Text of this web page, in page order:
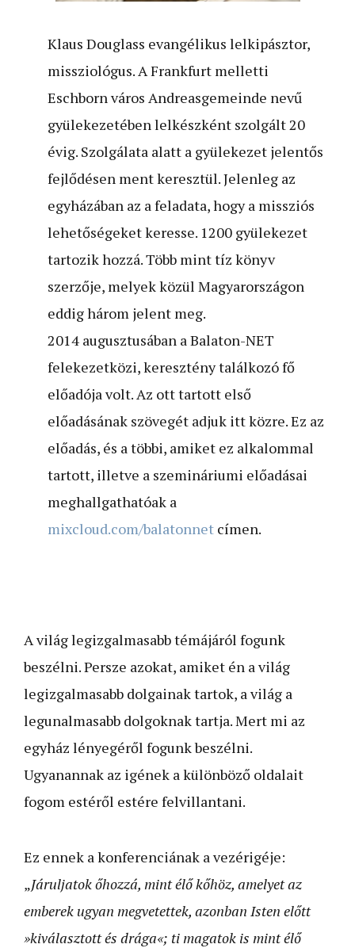
Klaus Douglass evangélikus lelkipásztor,
missziológus. A Frankfurt melletti
Eschborn város Andreasgemeinde nevű
gyülekezetében lelkészként szolgált 20
évig. Szolgálata alatt a gyülekezet jelentős
fejlődésen ment keresztül. Jelenleg az
egyházában az a feladata, hogy a missziós
lehetőségeket keresse. 1200 gyülekezet
tartozik hozzá. Több mint tíz könyv
szerzője, melyek közül Magyarországon
eddig három jelent meg.
2014 augusztusában a Balaton-NET
felekezetközi, keresztény találkozó fő
előadója volt. Az ott tartott első
előadásának szövegét adjuk itt közre. Ez az
előadás, és a többi, amiket ez alkalommal
tartott, illetve a szemináriumi előadásai
meghallgathatóak a
mixcloud.com/balatonnet címen.
A világ legizgalmasabb témájáról fogunk
beszélni. Persze azokat, amiket én a világ
legizgalmasabb dolgainak tartok, a világ a
legunalmasabb dolgoknak tartja. Mert mi az
egyház lényegéről fogunk beszélni.
Ugyanannak az igének a különböző oldalait
fogom estéről estére felvillantani.
Ez ennek a konferenciának a vezérigéje:
„Járuljatok őhozzá, mint élő kőhöz, amelyet az
emberek ugyan megvetettek, azonban Isten előtt
»kiválasztott és drága«; ti magatok is mint élő